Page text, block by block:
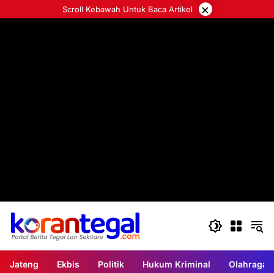
ke
Scroll Kebawah Untuk Baca Artikel ×
Jateng Ekbis Politik Hukum Kriminal Olahraga